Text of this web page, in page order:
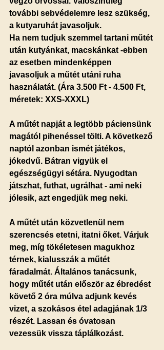
további sebvédelemre lesz szükség,
a kutyaruhát javasoljuk.
Ha nem tudjuk szemmel tartani műtét
után kutyánkat, macskánkat -ebben
az esetben mindenképpen
javasoljuk a műtét utáni ruha
használatát. (Ára 3.500 Ft - 4.500 Ft,
méretek: XXS-XXXL)
A műtét napját a legtöbb páciensünk
magától pihenéssel tölti. A következő
naptól azonban ismét játékos,
jókedvű. Bátran vigyük el
egészségügyi sétára. Nyugodtan
játszhat, futhat, ugrálhat - ami neki
jólesik, azt engedjük meg neki.
A műtét után közvetlenül nem
szerencsés etetni, itatni őket. Várjuk
meg, míg tökéletesen magukhoz
térnek, kialusszák a műtét
fáradalmát. Általános tanácsunk,
hogy műtét után először az ébredést
követő 2 óra múlva adjunk kevés
vizet, a szokásos étel adagjának 1/3
részét. Lassan és óvatosan
vezessük vissza táplálkozást.